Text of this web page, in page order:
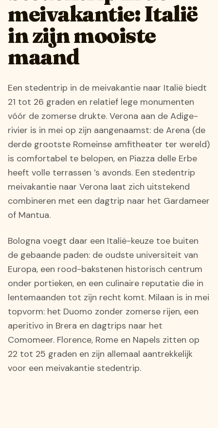
meivakantie: Italië
in zijn mooiste
maand
Een stedentrip in de meivakantie naar Italië biedt
21 tot 26 graden en relatief lege monumenten
vóór de zomerse drukte. Verona aan de Adige-
rivier is in mei op zijn aangenaamst: de Arena (de
derde grootste Romeinse amfitheater ter wereld)
is comfortabel te belopen, en Piazza delle Erbe
heeft volle terrassen ’s avonds. Een stedentrip
meivakantie naar Verona laat zich uitstekend
combineren met een dagtrip naar het Gardameer
of Mantua.
Bologna voegt daar een Italië-keuze toe buiten
de gebaande paden: de oudste universiteit van
Europa, een rood-bakstenen historisch centrum
onder portieken, en een culinaire reputatie die in
lentemaanden tot zijn recht komt. Milaan is in mei
topvorm: het Duomo zonder zomerse rijen, een
aperitivo in Brera en dagtrips naar het
Comomeer. Florence, Rome en Napels zitten op
22 tot 25 graden en zijn allemaal aantrekkelijk
voor een meivakantie stedentrip.